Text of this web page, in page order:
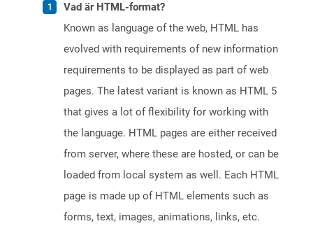
Vad är HTML-format?
Known as language of the web, HTML has
evolved with requirements of new information
requirements to be displayed as part of web
pages. The latest variant is known as HTML 5
that gives a lot of flexibility for working with
the language. HTML pages are either received
from server, where these are hosted, or can be
loaded from local system as well. Each HTML
page is made up of HTML elements such as
forms, text, images, animations, links, etc.